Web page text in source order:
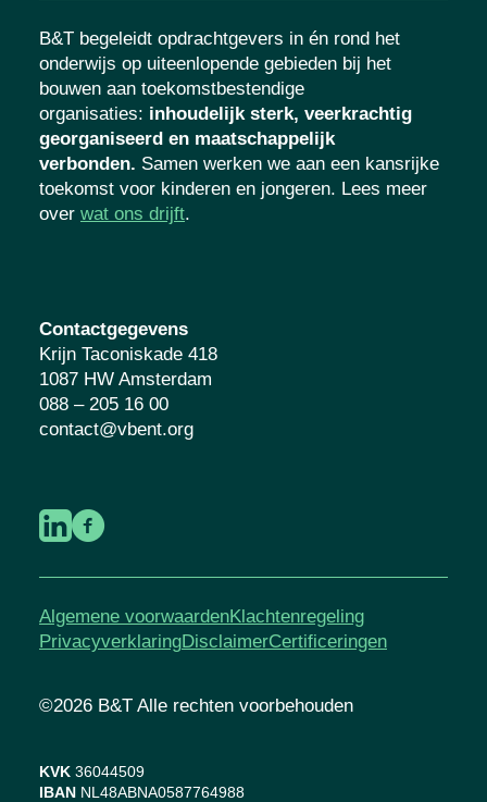
B&T begeleidt opdrachtgevers in én rond het
onderwijs op uiteenlopende gebieden bij het
bouwen aan toekomstbestendige
organisaties: inhoudelijk sterk, veerkrachtig
georganiseerd en maatschappelijk
verbonden. Samen werken we aan een kansrijke
toekomst voor kinderen en jongeren. Lees meer
over wat ons drijft.
Contactgegevens
Krijn Taconiskade 418
1087 HW Amsterdam
088 – 205 16 00
contact@vbent.org
Algemene voorwaardenKlachtenregeling
PrivacyverklaringDisclaimerCertificeringen
©2026 B&T Alle rechten voorbehouden
KVK 36044509
IBAN NL48ABNA0587764988